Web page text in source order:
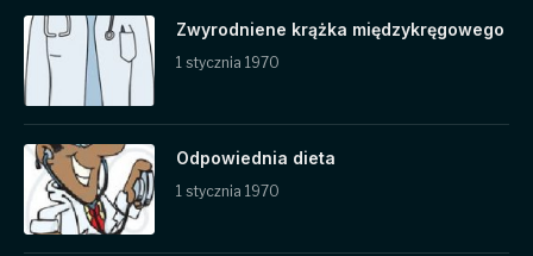
Zwyrodniene krążka międzykręgowego
1 stycznia 1970
Odpowiednia dieta
1 stycznia 1970